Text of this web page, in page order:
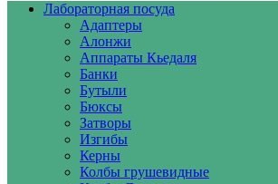
Лабораторная посуда
Адаптеры
Алонжи
Аппараты Кьедаля
Банки
Бутыли
Бюксы
Затворы
Изгибы
Керны
Колбы грушевидные